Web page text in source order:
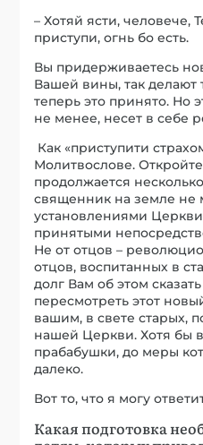
– Хотяй ясти, человече,
приступи, огнь бо есть.
Вы придерживаетесь
Вашей вины, так делают
теперь это принято. Но
не менее, несет в себе
Как «приступити
Молитвослове.
продолжается
священник на земле не
установлениями
принятыми
Не от отцов –
отцов, воспитанных в
долг Вам об этом
пересмотреть этот
вашим, в свете старых,
нашей Церкви. Хотя бы
прабабушки, до меры
далеко.
Вот то, что я могу
Какая подготовка